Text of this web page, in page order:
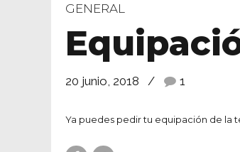
GENERAL
20 junio, 2018 1
Ya puedes pedir tu equipación de la